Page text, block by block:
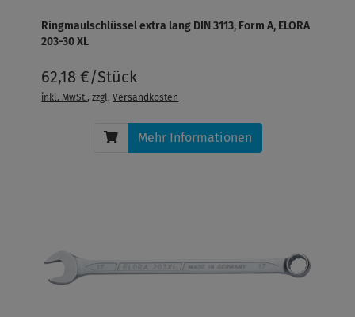
Ringmaulschlüssel extra lang DIN 3113, Form A, ELORA
203-30 XL
62,18 €/Stück
inkl. MwSt., zzgl.Versandkosten
Mehr Informationen